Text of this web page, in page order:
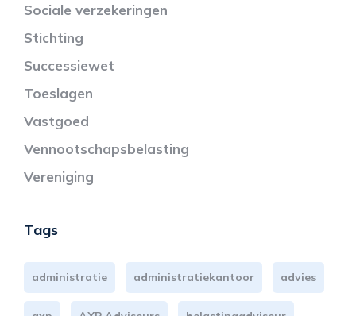
Sociale verzekeringen
Stichting
Successiewet
Toeslagen
Vastgoed
Vennootschapsbelasting
Vereniging
Tags
administratie administratiekantoor advies